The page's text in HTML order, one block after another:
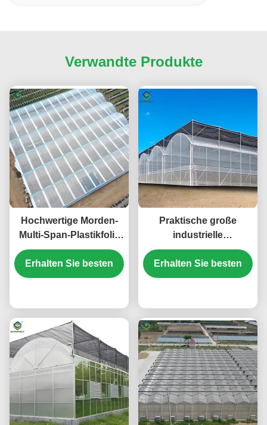
Verwandte Produkte
Hochwertige Morden-
Multi-Span-Plastikfolie
Gewächshausrahmenstruktur
für die kommerzielle
Landwirtschaft
Erhalten Sie besten
Praktische große
industrielle
Gewächshäuser 30-100
m Länge stabile
Struktur
Erhalten Sie besten